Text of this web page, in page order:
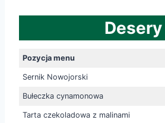
Desery
Pozycja menu
Sernik Nowojorski
Bułeczka cynamonowa
Tarta czekoladowa z malinami